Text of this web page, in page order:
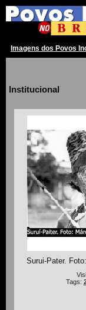
Imagens dos Povos
Institucional
Surui-Pater.
Tags: